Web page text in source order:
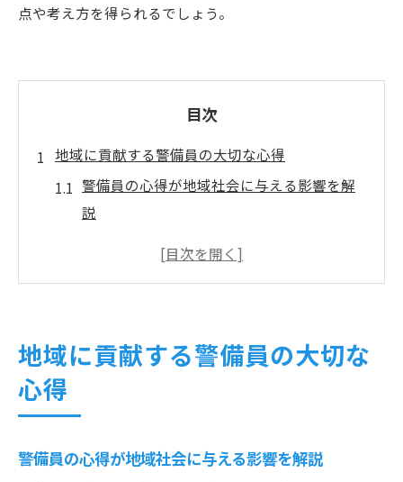
点や考え方を得られるでしょう。
目次
地域に貢献する警備員の大切な心得
警備員の心得が地域社会に与える影響を解
説
警備を担う上で欠かせない基本姿勢とは
警備の心得が住民の安心感に繋がる理由
警備の視点から見る利根町高戸谷の安全
策
地域に貢献する警備員の大切な
心得
警備員の心得が地域社会に与える影響を解説